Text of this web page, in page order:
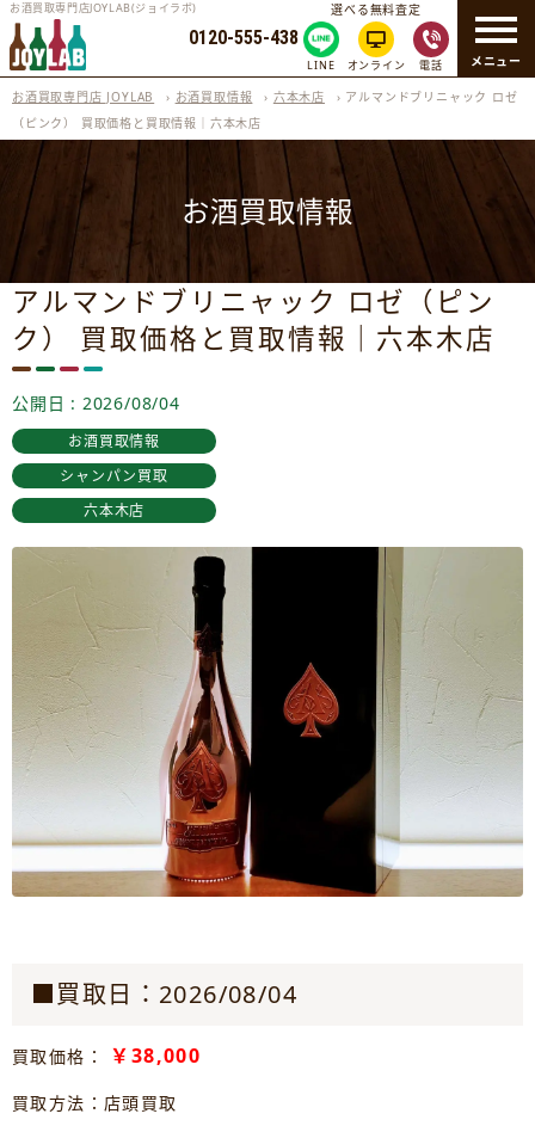
メニュー
お酒買取専門店JOYLAB(ジョイラボ)
0120-555-438
選べる無料査定
LINE オンライン 電話
お酒買取専門店 JOYLAB › お酒買取情報 › 六本木店 › アルマンドブリニャック ロゼ
（ピンク） 買取価格と買取情報｜六本木店
お酒買取情報
アルマンドブリニャック ロゼ（ピン
ク） 買取価格と買取情報｜六本木店
公開日 : 2026/08/04
お酒買取情報
シャンパン買取
六本木店
■買取日：2026/08/04
買取価格： ￥38,000
買取方法：店頭買取